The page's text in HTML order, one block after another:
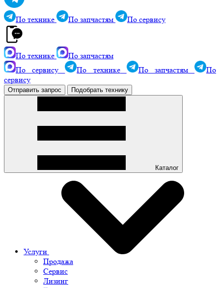
По технике По запчастям По сервису
По технике
По запчастям
По сервису
По технике По запчастям
По
сервису
Отправить запрос Подобрать технику
Каталог
Услуги
Продажа
Сервис
Лизинг